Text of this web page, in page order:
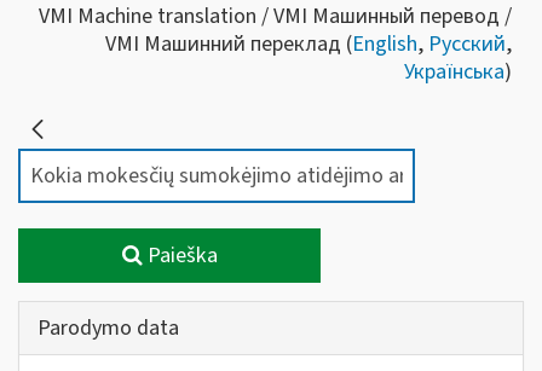
VMI Machine translation / VMI Машинный перевод /
VMI Машинний переклад (English, Русский,
Українська)
Paieška
Parodymo data